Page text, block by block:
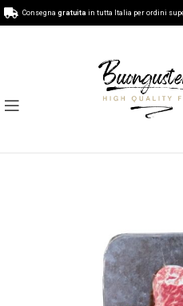
Consegna gratuita in tutta Italia per ordini